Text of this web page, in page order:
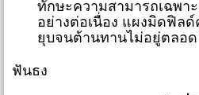
ทักษะความสามารถเฉพา
อย่างต่อเนื่อง แผงมิดฟิล
ยุบจนต้านทานไม่อยู่ตลอด
ฟันธง